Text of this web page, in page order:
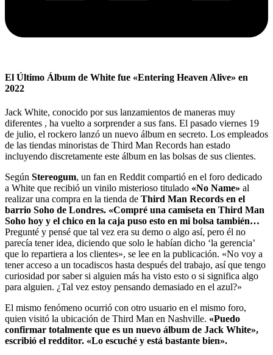
El Último Álbum de White fue «Entering Heaven Alive» en
2022
Jack White, conocido por sus lanzamientos de maneras muy
diferentes , ha vuelto a sorprender a sus fans. El pasado viernes 19
de julio, el rockero lanzó un nuevo álbum en secreto. Los empleados
de las tiendas minoristas de Third Man Records han estado
incluyendo discretamente este álbum en las bolsas de sus clientes.
Según Stereogum, un fan en Reddit compartió en el foro dedicado
a White que recibió un vinilo misterioso titulado «No Name» al
realizar una compra en la tienda de Third Man Records en el
barrio Soho de Londres. «Compré una camiseta en Third Man
Soho hoy y el chico en la caja puso esto en mi bolsa también…
Pregunté y pensé que tal vez era su demo o algo así, pero él no
parecía tener idea, diciendo que solo le habían dicho ‘la gerencia’
que lo repartiera a los clientes», se lee en la publicación. «No voy a
tener acceso a un tocadiscos hasta después del trabajo, así que tengo
curiosidad por saber si alguien más ha visto esto o si significa algo
para alguien. ¿Tal vez estoy pensando demasiado en el azul?»
El mismo fenómeno ocurrió con otro usuario en el mismo foro,
quien visitó la ubicación de Third Man en Nashville. «Puedo
confirmar totalmente que es un nuevo álbum de Jack White»,
escribió el redditor. «Lo escuché y está bastante bien».